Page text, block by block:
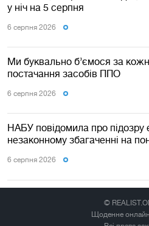
у ніч на 5 серпня
6 серпня 2026
Ми буквально б’ємося за
постачання засобів ППО
6 серпня 2026
НАБУ повідомила про підозру
незаконному збагаченні на
6 серпня 2026
©
Щоденне